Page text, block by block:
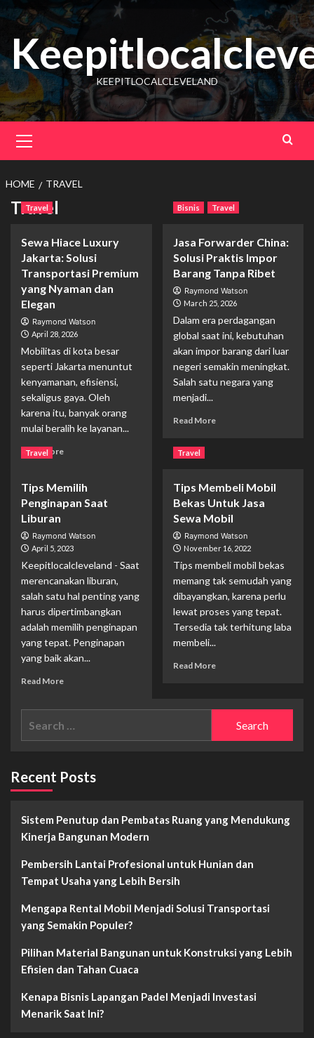
Skip
content
KEEPITLOCALCLEVELAND
Menu
HOME TRAVEL
Travel
Travel
Sewa Hiace Luxury
Jakarta: Solusi
Transportasi Premium
yang Nyaman dan
Elegan
Raymond Watson
April 28, 2026
Mobilitas di kota besar
seperti Jakarta menuntut
kenyamanan, efisiensi,
sekaligus gaya. Oleh
karena itu, banyak orang
mulai beralih ke layanan...
Read MoreRead
Sewa
Hiace
Premium
yang
Nyaman
dan
Elegan
Bisnis Travel
Jasa Forwarder China:
Solusi Praktis Impor
Barang Tanpa Ribet
Raymond Watson
March 25, 2026
Dalam era perdagangan
global saat ini, kebutuhan
akan impor barang dari luar
negeri semakin meningkat.
Salah satu negara yang
menjadi...
Read MoreRead
China:
Solusi
Impor
Barang
Tanpa
Ribet
Travel
Tips Memilih
Penginapan Saat
Liburan
Raymond Watson
April 5, 2023
Keepitlocalcleveland - Saat
merencanakan liburan,
salah satu hal penting yang
harus dipertimbangkan
adalah memilih penginapan
yang tepat. Penginapan
yang baik akan...
Read MoreRead
Memilih
Liburan
Travel
Tips Membeli Mobil
Bekas Untuk Jasa
Sewa Mobil
Raymond Watson
November 16, 2022
Tips membeli mobil bekas
memang tak semudah yang
dibayangkan, karena perlu
lewat proses yang tepat.
Tersedia tak terhitung laba
membeli...
Read MoreRead
Mobil
Bekas
Recent Posts
Sistem Penutup dan Pembatas Ruang yang Mendukung
Kinerja Bangunan Modern
Pembersih Lantai Profesional untuk Hunian dan
Tempat Usaha yang Lebih Bersih
Mengapa Rental Mobil Menjadi Solusi Transportasi
yang Semakin Populer?
Pilihan Material Bangunan untuk Konstruksi yang Lebih
Efisien dan Tahan Cuaca
Kenapa Bisnis Lapangan Padel Menjadi Investasi
Menarik Saat Ini?